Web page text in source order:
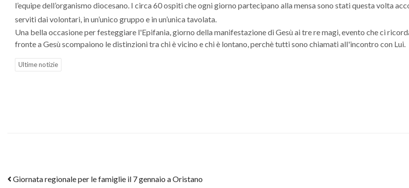
l’equipe dell’organismo diocesano. I circa 60 ospiti che ogni giorno partecipano alla mensa sono stati questa volta
serviti dai volontari, in un’unico gruppo e in un’unica tavolata.
Una bella occasione per festeggiare l'Epifania, giorno della manifestazione di Gesù ai tre re magi, evento che ci
fronte a Gesù scompaiono le distinzioni tra chi è vicino e chi è lontano, perchè tutti sono chiamati all'incontro con Lui.
Ultime notizie
Post navigation
Giornata regionale per le famiglie il 7 gennaio a Oristano